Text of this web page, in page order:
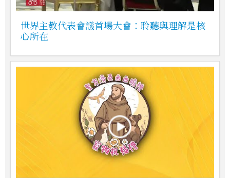
世界主教代表會議首場大會：聆聽與理解是核
心所在